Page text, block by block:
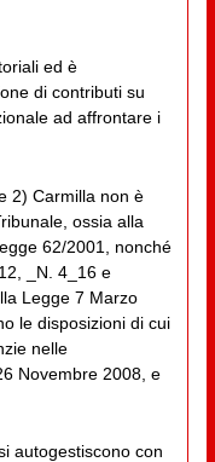
ed è
di contributi su
ad affrontare i
2) Carmilla non è
ossia alla
62/2001, nonché
_N. 4_16 e
Legge 7 Marzo
le disposizioni di cui
nelle
Novembre 2008, e
autogestiscono con